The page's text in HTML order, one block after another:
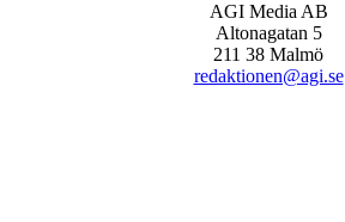
AGI Media AB
Altonagatan 5
211 38 Malmö
redaktionen@agi.se